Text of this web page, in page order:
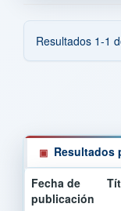
Resultados 1-1
Resultados
Fecha de
publicación